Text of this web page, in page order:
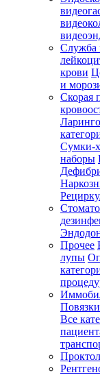
Служба
крови
и
Скорая
Сумки-
наборы
Прочее
лупы
Все